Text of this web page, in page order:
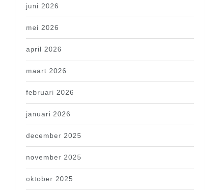
juni 2026
mei 2026
april 2026
maart 2026
februari 2026
januari 2026
december 2025
november 2025
oktober 2025